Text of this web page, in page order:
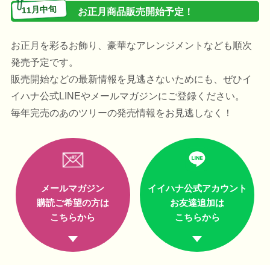
11月中旬 お正月商品販売開始予定！
お正月を彩るお飾り、豪華なアレンジメントなども順次
発売予定です。
販売開始などの最新情報を見逃さないためにも、ぜひイ
イハナ公式LINEやメールマガジンにご登録ください。
毎年完売のあのツリーの発売情報をお見逃しなく！
メールマガジン
購読ご希望の方は
こちらから
イイハナ公式アカウント
お友達追加は
こちらから